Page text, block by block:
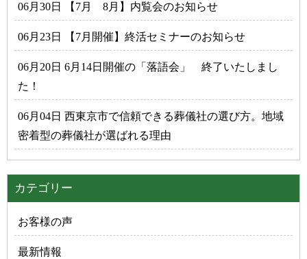
06月30日 【7月 8月】内覧会のお知らせ
06月23日 【7月開催】終活セミナーのお知らせ
06月20日 6月14日開催の「落語会」 終了いたしまし
た！
06月04日 西東京市で信頼できる葬儀社の選び方。地域
密着型の葬儀社が選ばれる理由
カテゴリー
お客様の声
最新情報